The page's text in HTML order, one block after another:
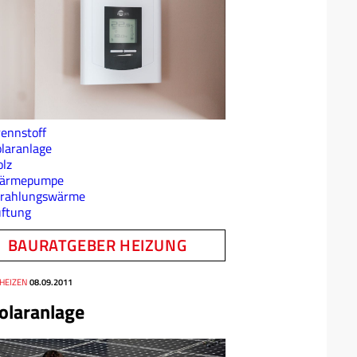
BAURATGEBER HEIZUNG
08.09.2011